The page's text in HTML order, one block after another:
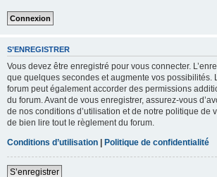
S’ENREGISTRER
Vous devez être enregistré pour vous connecter.
que quelques secondes et augmente vos possibilités.
forum peut également accorder des permissions
du forum. Avant de vous enregistrer, assurez-vous
de nos conditions d’utilisation et de notre politique de
de bien lire tout le règlement du forum.
Conditions d’utilisation | Politique de confidentialité
S’enregistrer